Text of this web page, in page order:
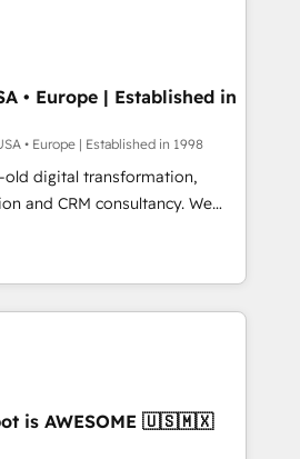
We are on the
we've been accredited by
the CCS, which means we
companies as well the
Our services: -
website
stronger
• Europe | Established in
• Europe | Established in 1998
old digital transformation,
CRM consultancy. We
enterprise clients to
from digital and fuel their
inefficiencies, improve
services: • CRM
Development • RevOps &
Automation What
is AWESOME 🇺🇸🇲🇽